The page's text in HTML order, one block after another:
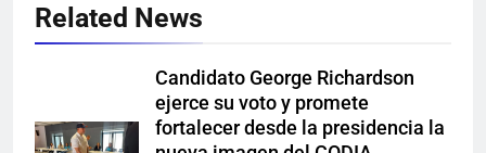
Related News
Candidato George Richardson
ejerce su voto y promete
fortalecer desde la presidencia la